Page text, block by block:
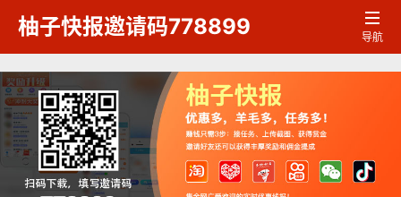
柚子快报邀请码778899 
导航